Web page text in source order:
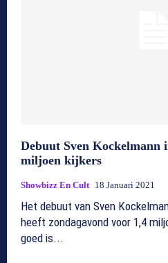
Debuut Sven Kockelmann
miljoen kijkers
Showbizz En Cult 18 Januari 2021
Het debuut van Sven
heeft zondagavond voor 1,4
goed is...